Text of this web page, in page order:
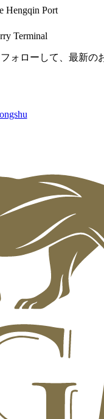
Hengqin Port
Terminal
ォローして、最新の